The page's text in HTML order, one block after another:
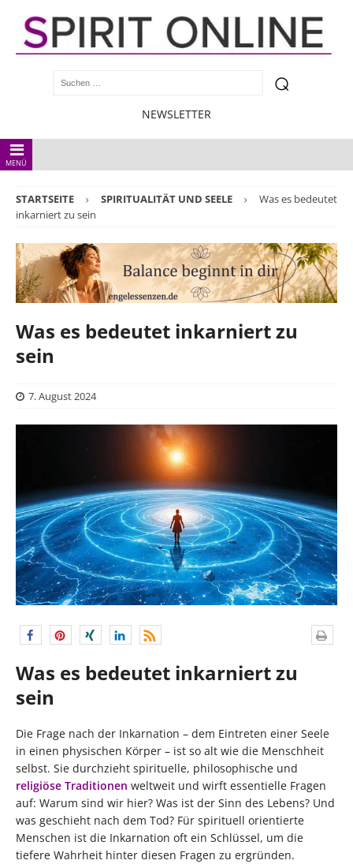
NEWSLETTER
MENÜ
STARTSEITE SPIRITUALITÄT UND SEELE
Was es bedeutet
inkarniert zu sein
Was es bedeutet inkarniert zu
sein
7. August 2024
Was es bedeutet inkarniert zu
sein
Die Frage nach der Inkarnation – dem Eintreten einer Seele
in einen physischen Körper – ist so alt wie die Menschheit
selbst. Sie durchzieht spirituelle, philosophische und
religiöse Traditionen weltweit und wirft essentielle Fragen
auf: Warum sind wir hier? Was ist der Sinn des Lebens? Und
was geschieht nach dem Tod? Für spirituell orientierte
Menschen ist die Inkarnation oft ein Schlüssel, um die
tiefere Wahrheit hinter diesen Fragen zu ergründen.